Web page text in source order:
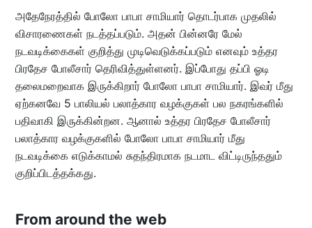
அதேநேரத்தில் போலோ பாபா சாமியார் தொடர்பாக முதலில்
விசாரணைகள் நடத்தப்படும். அதன் பின்னரே மேல்
நடவடிக்கைகள் குறித்து முடிவெடுக்கப்படும் எனவும் உத்தர
பிரதேச போலீசார் தெரிவித்துள்ளனர். இப்போது தப்பி ஓடி
தலைமறைவாக இருக்கிறார் போலோ பாபா சாமியார். இவர் மீது
ஏற்கனவே 5 பாலியல் பலாத்கார வழக்குகள் பல நகரங்களில்
பதிவாகி இருக்கின்றன. ஆனால் உத்தர பிரதேச போலீசார்
பலாத்கார வழக்குகளில் போலோ பாபா சாமியார் மீது
நடவடிக்கை எடுக்காமல் சுதந்திரமாக நடமாட விட்டிருந்ததும்
குறிப்பிடத்தக்கது.
From around the web